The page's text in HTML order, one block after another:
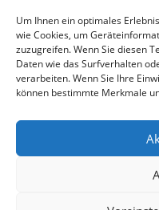
Um Ihnen ein optimales
wie Cookies, um
zuzugreifen. Wenn Sie diesen
Daten wie das Surfverhalten
verarbeiten. Wenn Sie Ihre
können bestimmte Merkmale
Versand
Zahlung
Baumann
Telefon (0 91 61) 33 84